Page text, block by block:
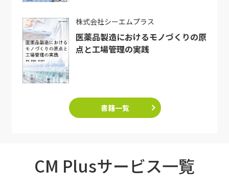
株式会社シーエムプラス
医薬品製造におけるモノづくりの原
点と工場管理の実践
書籍一覧
CM Plusサービス一覧